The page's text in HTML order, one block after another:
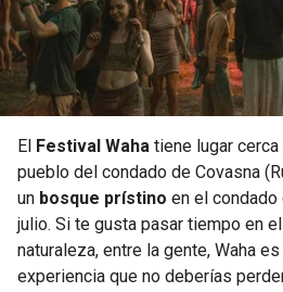
El Festival Waha tiene lugar
pueblo del condado de Covasna
un bosque prístino en el condado
julio. Si te gusta pasar tiempo en
naturaleza, entre la gente, Waha
experiencia que no deberías